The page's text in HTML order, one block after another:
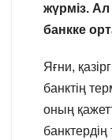
жүрміз.
банкке
Яғни,
банктің
оның